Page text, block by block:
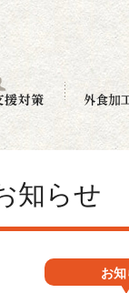
知らせ
お